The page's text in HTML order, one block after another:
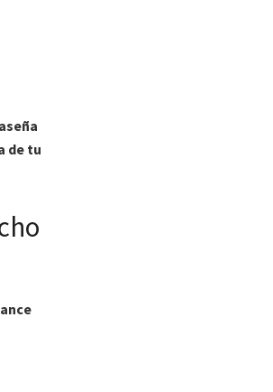
de tu